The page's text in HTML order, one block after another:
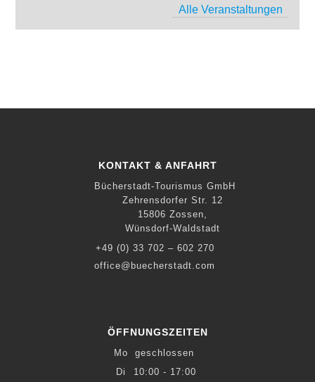
Alle Veranstaltungen
KONTAKT & ANFAHRT
Bücherstadt-Tourismus GmbH
Zehrensdorfer Str. 12
15806 Zossen,
Wünsdorf-Waldstadt
+49 (0) 33 702 – 602 270
office@buecherstadt.com
ÖFFNUNGSZEITEN
Mo
geschlossen
Di
10:00 - 17:00